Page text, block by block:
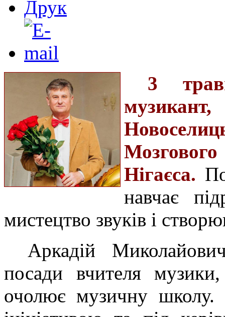
3
Нігаєса.
навчає
мистецтво звуків і
Аркадій
посади вчителя
очолює музичну школу.